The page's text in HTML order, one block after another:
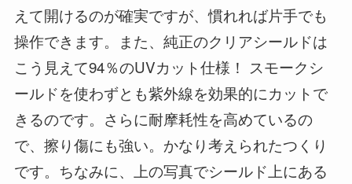
えて開けるのが確実ですが、慣れれば片手でも
操作できます。また、純正のクリアシールドは
こう見えて94％のUVカット仕様！ スモークシ
ールドを使わずとも紫外線を効果的にカットで
きるのです。さらに耐摩耗性を高めているの
で、擦り傷にも強い。かなり考えられたつくり
です。ちなみに、上の写真でシールド上にある